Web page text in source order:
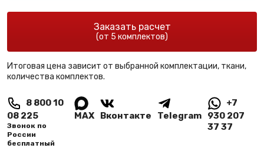
Заказать расчет
(от 5 комплектов)
Итоговая цена зависит от выбранной комплектации, ткани,
количества комплектов.
8 800 10
08 225
Звонок по
России
бесплатный
MAX Вконтакте Telegram
+7
930 207
37 37